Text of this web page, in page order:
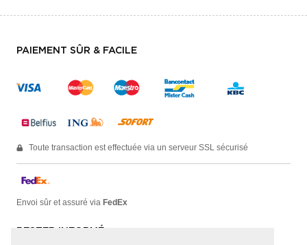
PAIEMENT SÛR & FACILE
Toute transaction est effectuée via un serveur SSL sécurisé
Envoi sûr et assuré via FedEx
RESTER INFORMÉ